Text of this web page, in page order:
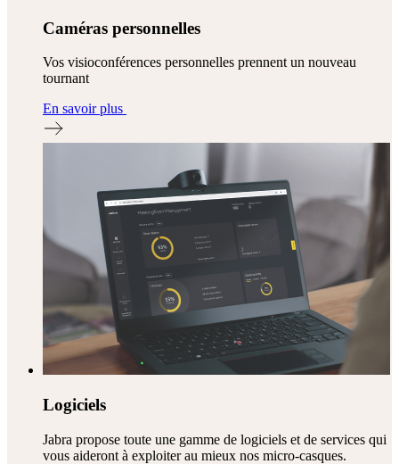
Caméras personnelles
Vos visioconférences personnelles prennent un nouveau
tournant
En savoir plus
Logiciels
Jabra propose toute une gamme de logiciels et de services qui
vous aideront à exploiter au mieux nos micro-casques.